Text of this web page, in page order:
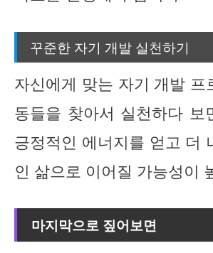
꾸준한 자기 개발 실천하기
자신에게 맞는 자기 개발 프
동들을 찾아서 실천하다 보
긍정적인 에너지를 얻고 더
인 삶으로 이어질 가능성이
마지막으로 짚어보면